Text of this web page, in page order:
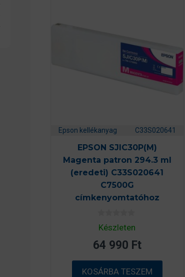
Epson kellékanyag C33S020641
EPSON SJIC30P(M)
Magenta patron 294.3 ml
(eredeti) C33S020641
C7500G
címkenyomtatóhoz
0
a
5
-
ő
l
Készleten
64 990 Ft
KOSÁRBA TESZEM